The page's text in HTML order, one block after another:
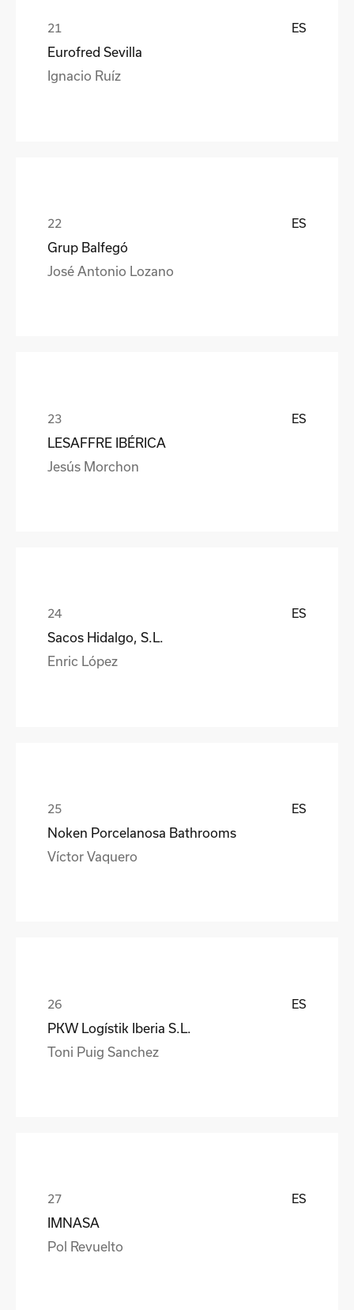
ES
Eurofred Sevilla
Ignacio Ruíz
ES
Grup Balfegó
José Antonio Lozano
ES
LESAFFRE IBÉRICA
Jesús Morchon
ES
Sacos Hidalgo, S.L.
Enric López
ES
Noken Porcelanosa Bathrooms
Víctor Vaquero
ES
PKW Logístik Iberia S.L.
Toni Puig Sanchez
ES
IMNASA
Pol Revuelto